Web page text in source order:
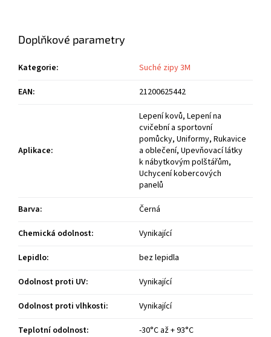
Doplňkové parametry
Kategorie:
Suché zipy 3M
EAN: 21200625442
Aplikace:
Lepení kovů, Lepení na
cvičební a sportovní
pomůcky, Uniformy, Rukavice
a oblečení, Upevňovací látky
k nábytkovým polštářům,
Uchycení kobercových
panelů
Barva:
Černá
Chemická odolnost:
Vynikající
Lepidlo:
bez lepidla
Odolnost proti UV:
Vynikající
Odolnost proti vlhkosti:
Vynikající
Teplotní odolnost:
-30°C až + 93°C